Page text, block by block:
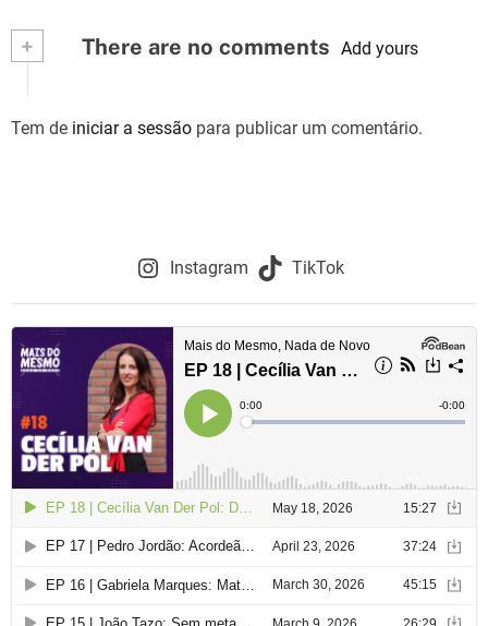
+ There are no comments Add yours
Tem de iniciar a sessão para publicar um comentário.
Instagram TikTok